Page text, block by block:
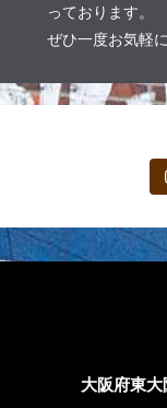
っております。
ぜひ一度お気軽
大阪府東大